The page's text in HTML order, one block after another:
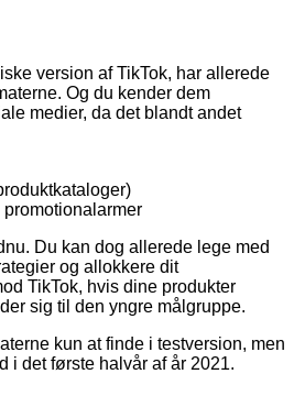
version af TikTok, har allerede
Og du kender dem
medier, da det blandt andet
Du kan dog allerede lege med
og allokkere dit
TikTok, hvis dine produkter
sig til den yngre målgruppe.
kun at finde i testversion, men
i det første halvår af år 2021.